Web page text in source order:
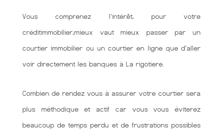
Vous comprenez l'intérêt, pour votre
créditimmobilier,mieux vaut mieux passer par un
courtier immobilier ou un courtier en ligne que d'aller
voir directement les banques à La rigotiere.
Combien de rendez vous à assurer votre courtier sera
plus méthodique et actif car vous vous éviterez
beaucoup de temps perdu et de frustrations possibles